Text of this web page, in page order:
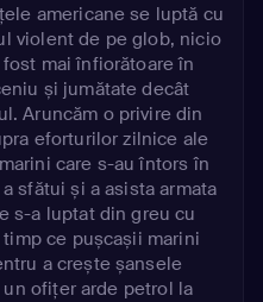
americane se luptă cu
violent de pe glob, nicio
mai înfiorătoare în
și jumătate decât
Aruncăm o privire din
eforturilor zilnice ale
care s-au întors în
sfătui și a asista armata
s-a luptat din greu cu
ce pușcașii marini
a crește șansele
ofițer arde petrol la